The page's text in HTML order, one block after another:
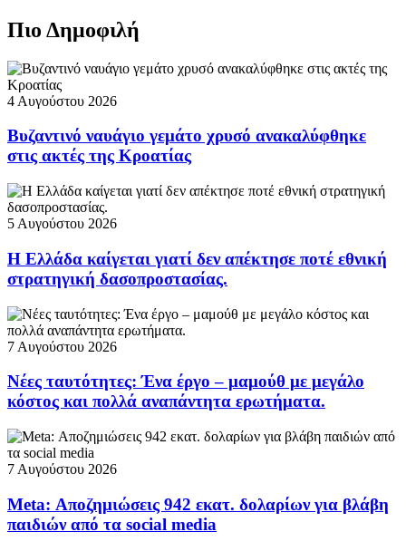
Πιο Δημοφιλή
4 Αυγούστου 2026
Βυζαντινό ναυάγιο γεμάτο χρυσό ανακαλύφθηκε
στις ακτές της Κροατίας
5 Αυγούστου 2026
Η Ελλάδα καίγεται γιατί δεν απέκτησε ποτέ εθνική
στρατηγική δασοπροστασίας.
7 Αυγούστου 2026
Νέες ταυτότητες: Ένα έργο – μαμούθ με μεγάλο
κόστος και πολλά αναπάντητα ερωτήματα.
7 Αυγούστου 2026
Meta: Αποζημιώσεις 942 εκατ. δολαρίων για βλάβη
παιδιών από τα social media